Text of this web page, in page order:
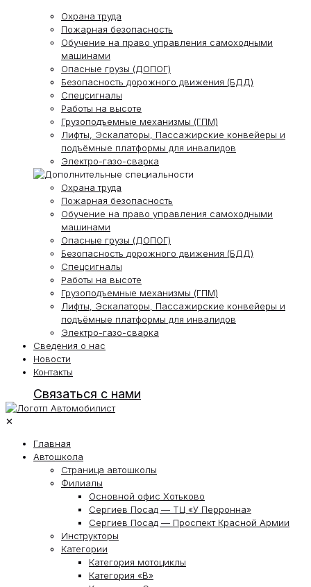
Охрана труда
Пожарная безопасность
Обучение на право управления самоходными
машинами
Опасные грузы (ДОПОГ)
Безопасность дорожного движения (БДД)
Спецсигналы
Работы на высоте
Грузоподъемные механизмы (ГПМ)
Лифты, Эскалаторы, Пассажирские конвейеры и
подъёмные платформы для инвалидов
Электро-газо-сварка
Охрана труда
Пожарная безопасность
Обучение на право управления самоходными
машинами
Опасные грузы (ДОПОГ)
Безопасность дорожного движения (БДД)
Спецсигналы
Работы на высоте
Грузоподъемные механизмы (ГПМ)
Лифты, Эскалаторы, Пассажирские конвейеры и
подъёмные платформы для инвалидов
Электро-газо-сварка
Сведения о нас
Новости
Контакты
Связаться с нами
✕
Главная
Автошкола
Страница автошколы
Филиалы
Основной офис Хотьково
Сергиев Посад — ТЦ «У Перронна»
Сергиев Посад — Проспект Красной Армии
Инструкторы
Категории
Категория мотоциклы
Категория «В»